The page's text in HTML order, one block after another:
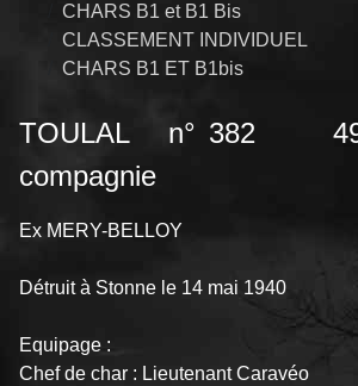
CHARS B1 et B1 Bis
CLASSEMENT INDIVIDUEL
CHARS B1 ET B1bis
TOULAL n° 382
compagnie
Ex MERY-BELLOY
Détruit à Stonne le 14 mai 1940
Equipage :
Chef de char : Lieutenant Caravéo